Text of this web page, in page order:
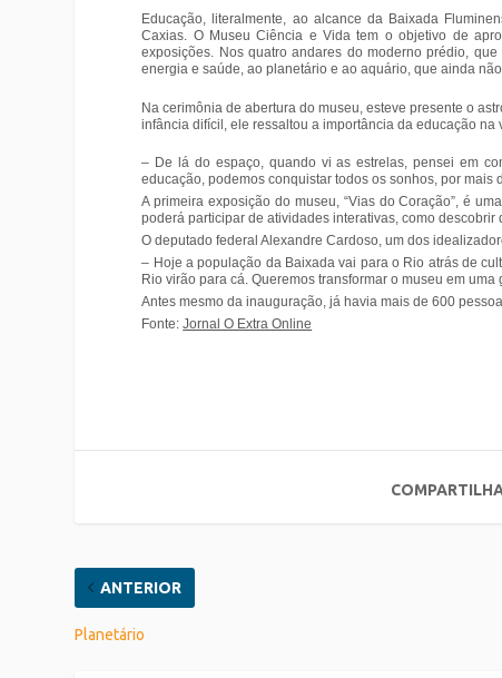
Educação, literalmente, ao alcance da Baixada
Caxias. O Museu Ciência e Vida tem o objetivo de
exposições. Nos quatro andares do moderno prédio,
energia e saúde, ao planetário e ao aquário, que ainda não
Na cerimônia de abertura do museu, esteve presente o
infância difícil, ele ressaltou a importância da educação na
– De lá do espaço, quando vi as estrelas, pensei em
educação, podemos conquistar todos os sonhos, por mais
A primeira exposição do museu, “Vias do Coração”, é
poderá participar de atividades interativas, como
O deputado federal Alexandre Cardoso, um dos
– Hoje a população da Baixada vai para o Rio atrás de
Rio virão para cá. Queremos transformar o museu em
Antes mesmo da inauguração, já havia mais de 600
Fonte:Jornal O Extra Online
ANTERIOR
Planetário